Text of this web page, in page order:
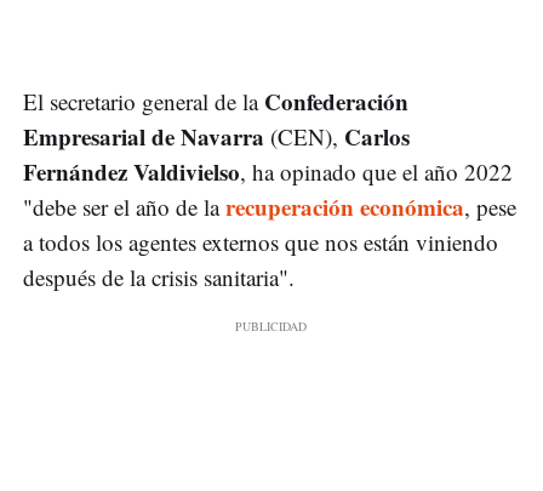
El secretario general de la Confederación
Empresarial de Navarra (CEN), Carlos
Fernández Valdivielso, ha opinado que el año 2022
"debe ser el año de larecuperación económica, pese
a todos los agentes externos que nos están viniendo
después de la crisis sanitaria".